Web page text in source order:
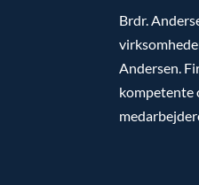
Brdr.
Andersen.
kompetente